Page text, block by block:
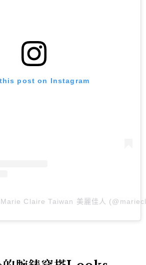
post on Instagram
Claire Taiwan 美麗佳人